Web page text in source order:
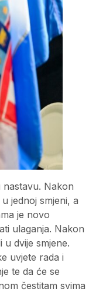
Nakon
jednoj smjeni, a
je novo
ulaganja. Nakon
dvije smjene.
uvjete rada i
te da će se
čestitam svima